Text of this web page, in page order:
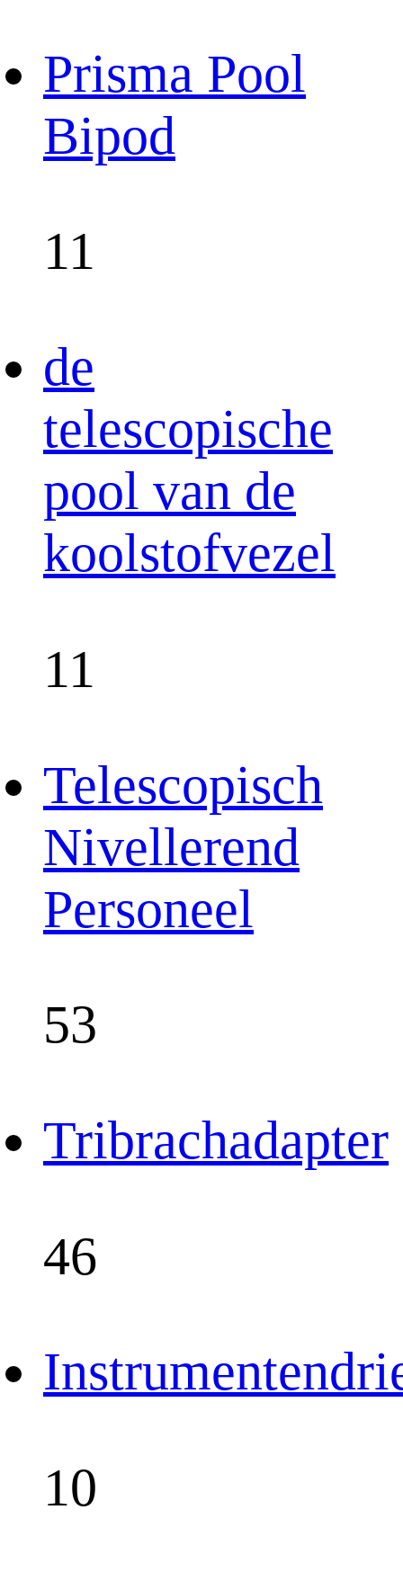
Prisma Pool
Bipod
11
de
telescopische
pool van de
koolstofvezel
11
Telescopisch
Nivellerend
Personeel
53
Tribrachadapter
46
10